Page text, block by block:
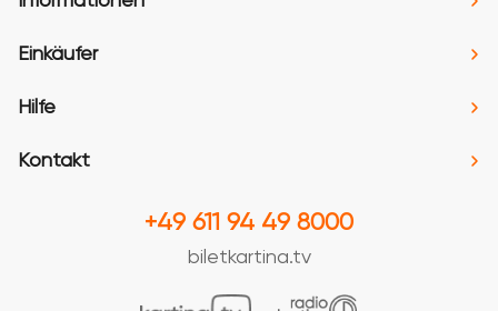
Einkäufer
Hilfe
Kontakt
+49 611 94 49 8000
biletkartina.tv